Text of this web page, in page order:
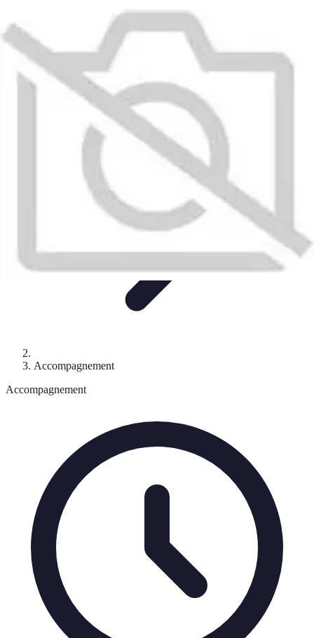
Accompagnement Funéraire
Accompagnement Funéraire
Choix de l'accompagnement
Conseils
Conseils PratiquesÉvaluation des Services
Accompagnement Funéraire
Accompagnement
Accompagnement